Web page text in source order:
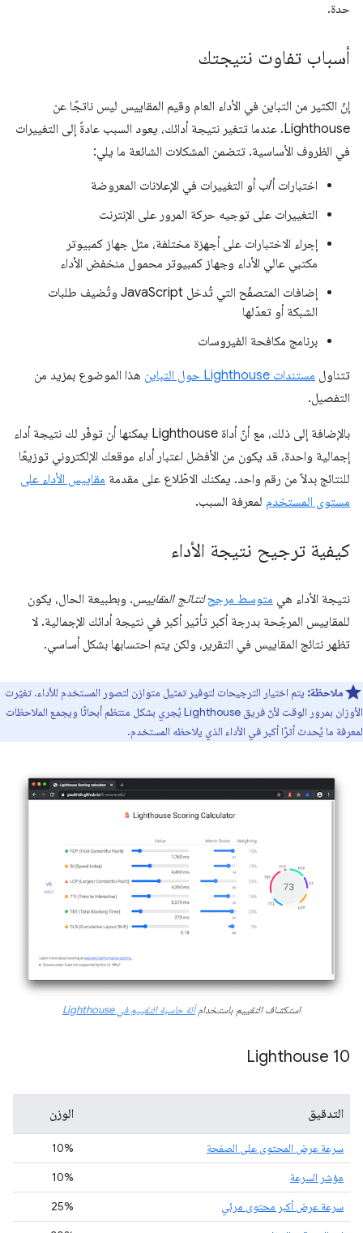
حدة.
أسباب تفاوت نتيجتك
إنّ الكثير من التباين في الأداء العام وقيم المقاييس ليس ناتجًا عن
Lighthouse. عندما تتغير نتيجة أدائك، يعود السبب عادةً إلى التغييرات
في الظروف الأساسية. تتضمن المشكلات الشائعة ما يلي:
اختبارات أ/ب أو التغييرات في الإعلانات المعروضة
التغييرات على توجيه حركة المرور على الإنترنت
إجراء الاختبارات على أجهزة مختلفة، مثل جهاز كمبيوتر
مكتبي عالي الأداء وجهاز كمبيوتر محمول منخفض الأداء
إضافات المتصفّح التي تُدخل JavaScript وتُضيف طلبات
الشبكة أو تعدّلها
برنامج مكافحة الفيروسات
تتناول مستندات Lighthouse حول التباين
هذا الموضوع بمزيد من
التفصيل.
بالإضافة إلى ذلك، مع أنّ أداة Lighthouse يمكنها أن توفّر لك نتيجة أداء
إجمالية واحدة، قد يكون من الأفضل اعتبار أداء موقعك الإلكتروني توزيعًا
للنتائج بدلاً من رقم واحد. يمكنك الاطّلاع على مقدمة مقاييس الأداء على
مستوى المستخدم لمعرفة السبب.
كيفية ترجيح نتيجة الأداء
نتيجة الأداء هي متوسط مرجح لنتائج المقاييس. وبطبيعة الحال، يكون
للمقاييس المرجّحة بدرجة أكبر تأثير أكبر في نتيجة أدائك الإجمالية. لا
تظهر نتائج المقاييس في التقرير، ولكن يتم احتسابها بشكل أساسي.
ملاحظة: يتم اختيار الترجيحات لتوفير تمثيل متوازن لتصور المستخدم للأداء. تغيّرت
الأوزان بمرور الوقت لأنّ فريق Lighthouse يُجري بشكل منتظم أبحاثًا ويجمع الملاحظات
لمعرفة ما يُحدث أثرًا أكبر في الأداء الذي يلاحظه المستخدم.
استكشاف التقييم باستخدامآلة حاسبة التقييم في Lighthouse
Lighthouse 10
التدقيق الوزن
سرعة عرض المحتوى على الصفحة
10%
مؤشر السرعة
10%
سرعة عرض أكبر محتوى مرئي
25%